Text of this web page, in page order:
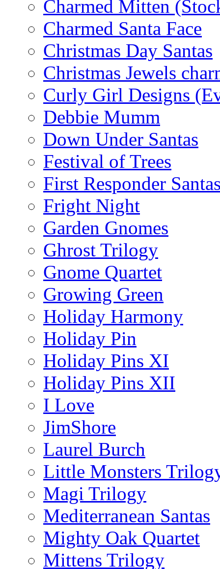
Charmed Mitten
Charmed Santa Face
Christmas Day Santas
Christmas Jewels
Curly Girl Designs
Debbie Mumm
Down Under Santas
Festival of Trees
First Responder
Fright Night
Garden Gnomes
Ghrost Trilogy
Gnome Quartet
Growing Green
Holiday Harmony
Holiday Pin
Holiday Pins XI
Holiday Pins XII
I Love
JimShore
Laurel Burch
Little Monsters
Magi Trilogy
Mediterranean Santas
Mighty Oak Quartet
Mittens Trilogy